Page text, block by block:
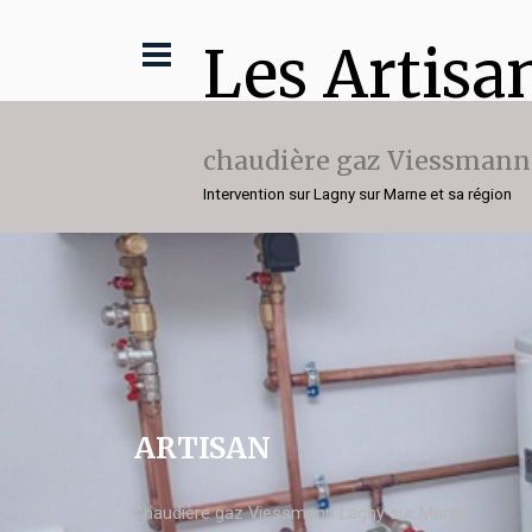
Les
chaudière gaz Viessmann
Intervention sur Lagny sur Marne et sa région
ARTISAN
chaudière gaz Viessmann Lagny sur Marne